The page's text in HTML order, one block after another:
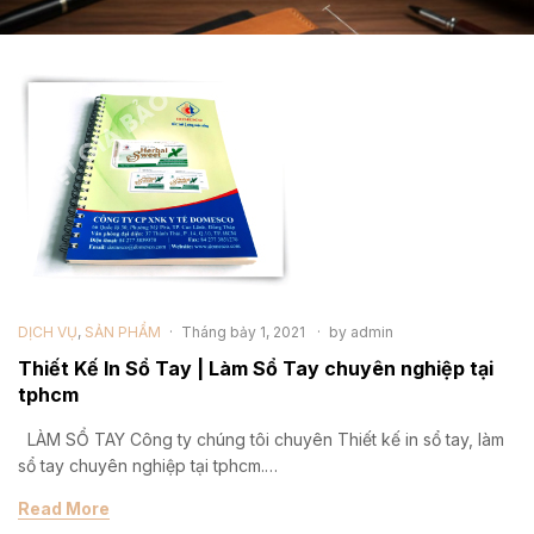
DỊCH VỤ, SẢN PHẨM Tháng bảy 1, 2021 by admin
Thiết Kế In Sổ Tay | Làm Sổ Tay chuyên nghiệp tại
tphcm
LÀM SỔ TAY Công ty chúng tôi chuyên Thiết kế in sổ tay, làm
sổ tay chuyên nghiệp tại tphcm.…
Read More